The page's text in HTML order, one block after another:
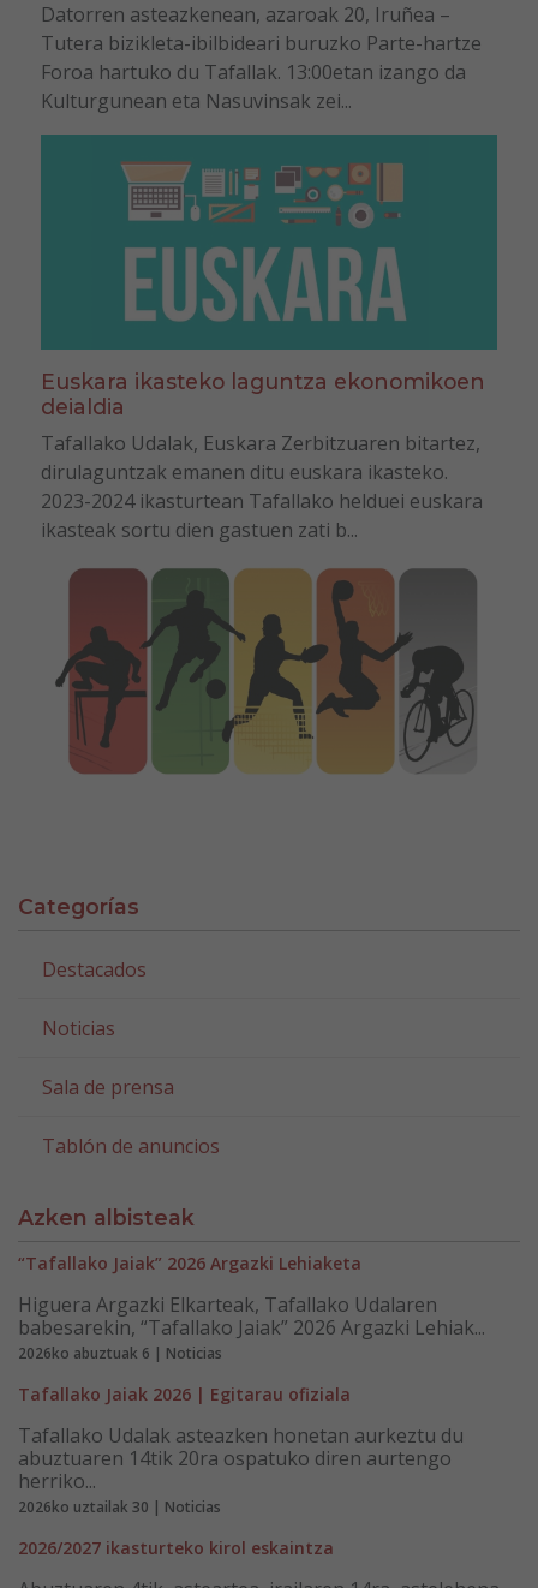
Datorren asteazkenean, azaroak 20, Iruñea –
Tutera bizikleta-ibilbideari buruzko Parte-hartze
Foroa hartuko du Tafallak. 13:00etan izango da
Kulturgunean eta Nasuvinsak zei...
Euskara ikasteko laguntza ekonomikoen
deialdia
Tafallako Udalak, Euskara Zerbitzuaren bitartez,
dirulaguntzak emanen ditu euskara ikasteko.
2023-2024 ikasturtean Tafallako helduei euskara
ikasteak sortu dien gastuen zati b...
Categorías
Destacados
Noticias
Sala de prensa
Tablón de anuncios
Azken albisteak
“Tafallako Jaiak” 2026 Argazki Lehiaketa
Higuera Argazki Elkarteak, Tafallako Udalaren
babesarekin, “Tafallako Jaiak” 2026 Argazki Lehiak...
2026ko abuztuak 6 | Noticias
Tafallako Jaiak 2026 | Egitarau ofiziala
Tafallako Udalak asteazken honetan aurkeztu du
abuztuaren 14tik 20ra ospatuko diren aurtengo
herriko...
2026ko uztailak 30 | Noticias
2026/2027 ikasturteko kirol eskaintza